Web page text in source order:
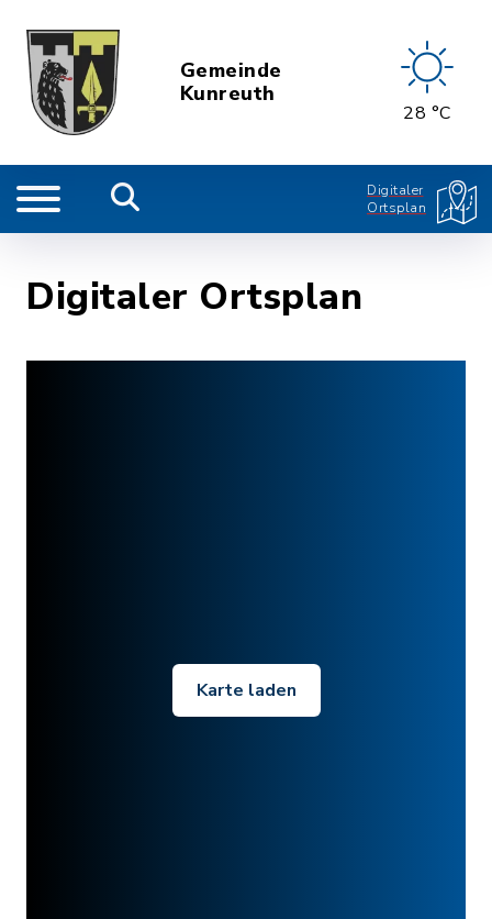
Gemeinde
Kunreuth
28 °C
Digitaler
Ortsplan
Digitaler Ortsplan
Karte laden